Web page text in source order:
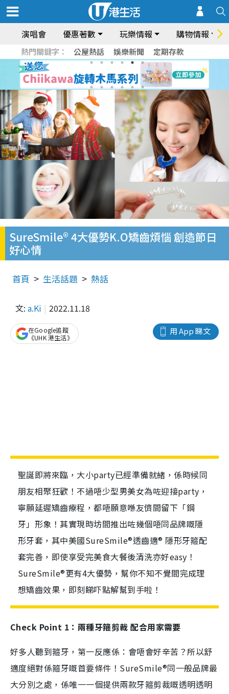
演唱會 優惠著數 玩樂情報 購物情報
熱門關鍵字： 公屋熱話 娛樂新聞 定期存款
SureSmile® 4大優勢K.O矯齒煩惱 創造節日
好心情
首頁 生活話題 熱話
文: a.Ki 2022.11.18
用 App 睇文
在Google追蹤
《UHK 港生活》
聖誕即將來臨，大小party已經準備就緒，係時候同
朋友相聚狂歡！不過唔少型男美女為咗迎接party，
寧願延遲矯齒療程，都唔願意喺友儕間留下「鋼
牙」形象！其實現時坊間推出咗幾個唔同品牌嘅隱
形牙套，其中美國SureSmile®透齒適® 隱形牙箍配
套完善，即使享受完美食大餐後清洗亦好easy！
SureSmile®更有4大優勢，幫你不知不覺間完成理
想矯齒效果，即刻睇吓點解幫到手啦！
Check Point 1：兩種牙箍剪裁 配合用家需要
好多人聽到箍牙，第一反應係：會唔會好辛苦？所以舒
適度絕對係箍牙嘅首要條件！SureSmile®同一般品牌最
大分別之處，係唯一一個提供兩款牙箍剪裁嘅透明透明